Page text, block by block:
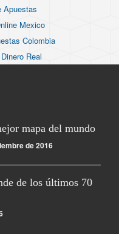
Apuestas
Mexico
Colombia
Real
mapa del mundo
de 2016
de los últimos 70